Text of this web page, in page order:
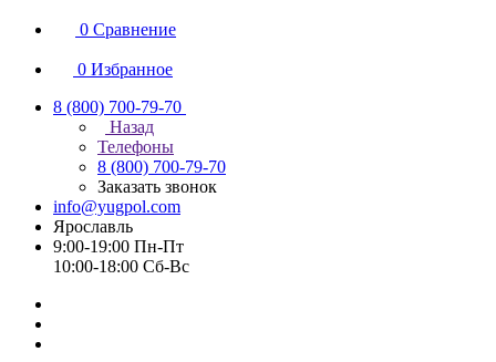
0 Сравнение
0 Избранное
8 (800) 700-79-70
Назад
Телефоны
8 (800) 700-79-70
Заказать звонок
info@yugpol.com
Ярославль
9:00-19:00 Пн-Пт
10:00-18:00 Cб-Вс